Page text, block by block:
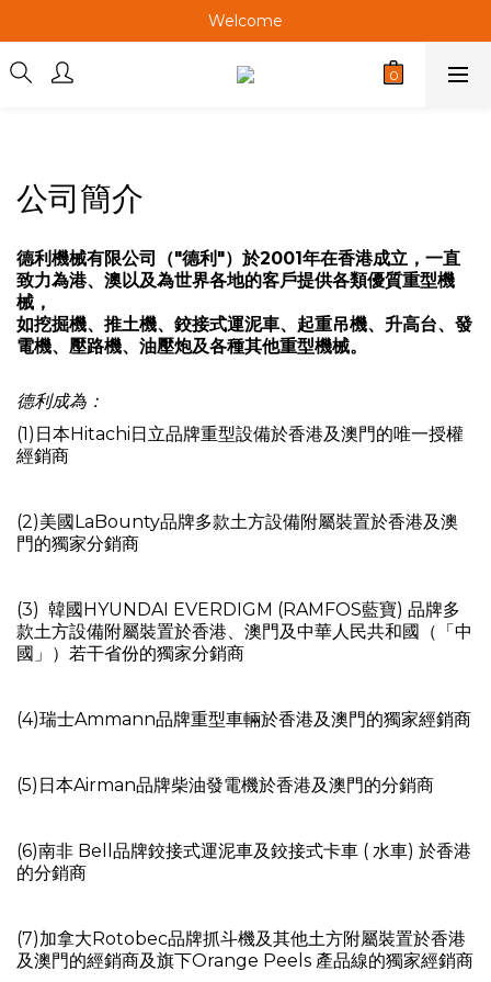
Welcome
Welcome
Welcome
公司簡介
德利機械有限公司（"德利"）於2001年在香港成立，一直
致力為港、澳以及為世界各地的客戶提供各類優質重型機
械，
如挖掘機、推土機、鉸接式運泥車、起重吊機、升高台、發
電機、壓路機、油壓炮及各種其他重型機械。
德利成為：
(1)日本Hitachi日立品牌重型設備於香港及澳門的唯一授權
經銷商
(2)美國LaBounty品牌多款土方設備附屬裝置於香港及澳
門的獨家分銷商
(3) 韓國HYUNDAI EVERDIGM (RAMFOS藍寶) 品牌多
款土方設備附屬裝置於香港、澳門及中華人民共和國（「中
國」）若干省份的獨家分銷商
(4)瑞士Ammann品牌重型車輛於香港及澳門的獨家經銷商
(5)日本Airman品牌柴油發電機於香港及澳門的分銷商
(6)南非 Bell品牌鉸接式運泥車及鉸接式卡車 ( 水車) 於香港
的分銷商
(7)加拿大Rotobec品牌抓斗機及其他土方附屬裝置於香港
及澳門的經銷商及旗下Orange Peels 產品線的獨家經銷商